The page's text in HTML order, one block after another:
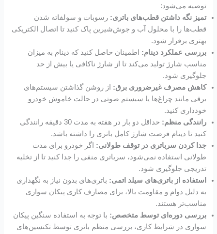
توصیه می‌شود:
تمیز نگه داشتن قطب‌های باتری:رسوبات و سولفاته شدن
قطب‌ها را با محلول آب و جوش‌شیرین پاک کنید تا اتصال الکتریکی
بهتری برقرار شود.
بررسی عملکرد دینام: اطمینان حاصل کنید که دینام به میزان
مناسب شارژ تولید می‌کند تا از شارژ ناکافی یا بیش از حد
جلوگیری شود.
کاهش مصرف غیرضروری برق: از روشن گذاشتن سیستم‌های
برقی مانند چراغ‌ها یا سیستم صوتی در حالت خاموش خودرو
خودداری کنید.
رانندگی منظم:
حداقل دو بار در هفته به مدت 30 دقیقه رانندگی
کنید تا دینام فرصت شارژ کامل باتری را داشته باشد.
جدا کردن سرباتری در توقف طولانی: اگر خودرو برای مدت
طولانی استفاده نمی‌شود، سرباتری منفی را جدا کنید تا از تخلیه
تدریجی جلوگیری شود.
استفاده از باتری‌های سیلد اتمی: باتری‌های بدون نیاز به نگهداری
به دلیل دوام و مقاومت بالا، برای مصارف کاری پیکان سواری
مناسب‌تر هستند.
بررسی دوره‌ای توسط متخصص: با توجه به استفاده سنگین پیکان
سواری در شرایط کاری، بررسی منظم باتری توسط تکنسین‌های